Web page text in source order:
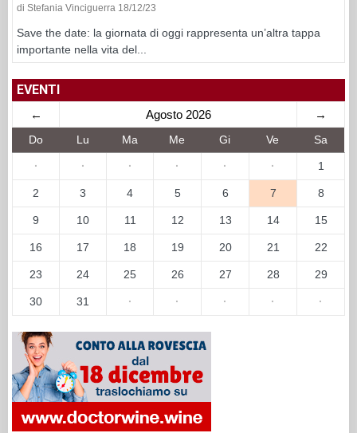
di Stefania Vinciguerra 18/12/23
Save the date: la giornata di oggi rappresenta un’altra tappa
importante nella vita del...
EVENTI
← Agosto 2026 →
Do Lu Ma Me Gi Ve Sa
· · · · · · 1
2 3 4 5 6 7 8
9 10 11 12 13 14 15
16 17 18 19 20 21 22
23 24 25 26 27 28 29
30 31 · · · · ·